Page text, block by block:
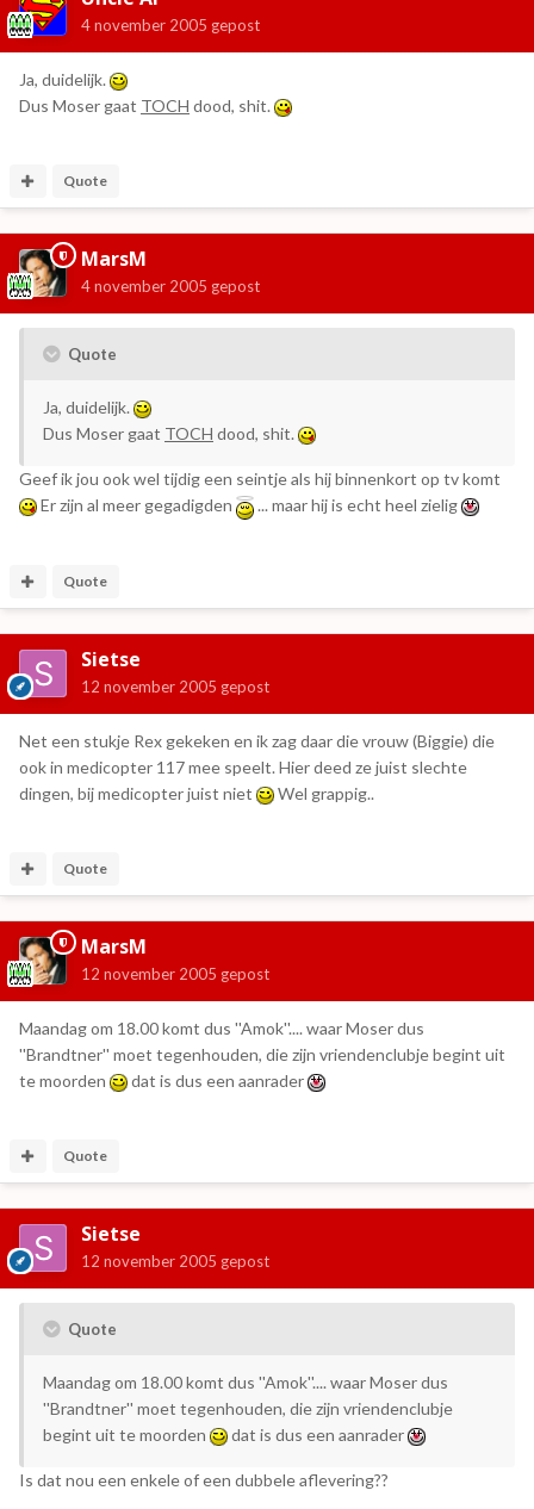
4 november 2005 gepost
Ja, duidelijk.
Dus Moser gaat TOCH dood, shit.
Quote
MarsM
4 november 2005 gepost
Quote
Ja, duidelijk.
Dus Moser gaat TOCH dood, shit.
Geef ik jou ook wel tijdig een seintje als hij binnenkort op tv komt
Er zijn al meer gegadigden
... maar hij is echt heel zielig
Quote
Sietse
12 november 2005 gepost
Net een stukje Rex gekeken en ik zag daar die vrouw (Biggie) die
ook in medicopter 117 mee speelt. Hier deed ze juist slechte
dingen, bij medicopter juist niet
Wel grappig..
Quote
MarsM
12 november 2005 gepost
Maandag om 18.00 komt dus ''Amok''.... waar Moser dus
''Brandtner'' moet tegenhouden, die zijn vriendenclubje begint uit
te moorden
dat is dus een aanrader
Quote
Sietse
12 november 2005 gepost
Quote
Maandag om 18.00 komt dus ''Amok''.... waar Moser dus
''Brandtner'' moet tegenhouden, die zijn vriendenclubje
begint uit te moorden
dat is dus een aanrader
Is dat nou een enkele of een dubbele aflevering??